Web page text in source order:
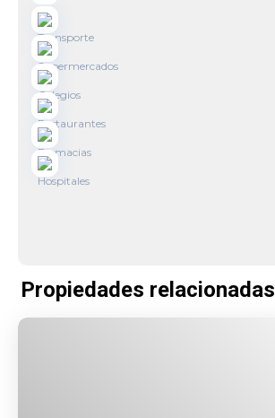
Propiedades relacionadas